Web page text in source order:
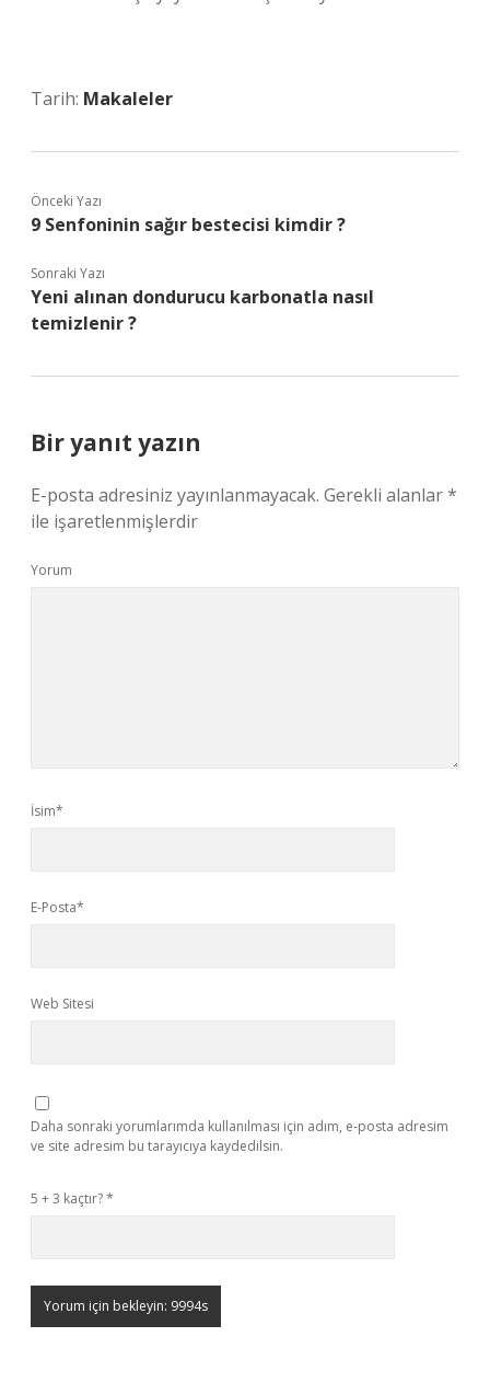
Tarih: Makaleler
Önceki Yazı
9 Senfoninin sağır bestecisi kimdir ?
Sonraki Yazı
Yeni alınan dondurucu karbonatla nasıl
temizlenir ?
Bir yanıt yazın
E-posta adresiniz yayınlanmayacak. Gerekli alanlar*
ile işaretlenmişlerdir
Yorum
İsim*
E-Posta*
Web Sitesi
Daha sonraki yorumlarımda kullanılması için adım, e-posta adresim
ve site adresim bu tarayıcıya kaydedilsin.
5 + 3 kaçtır?*